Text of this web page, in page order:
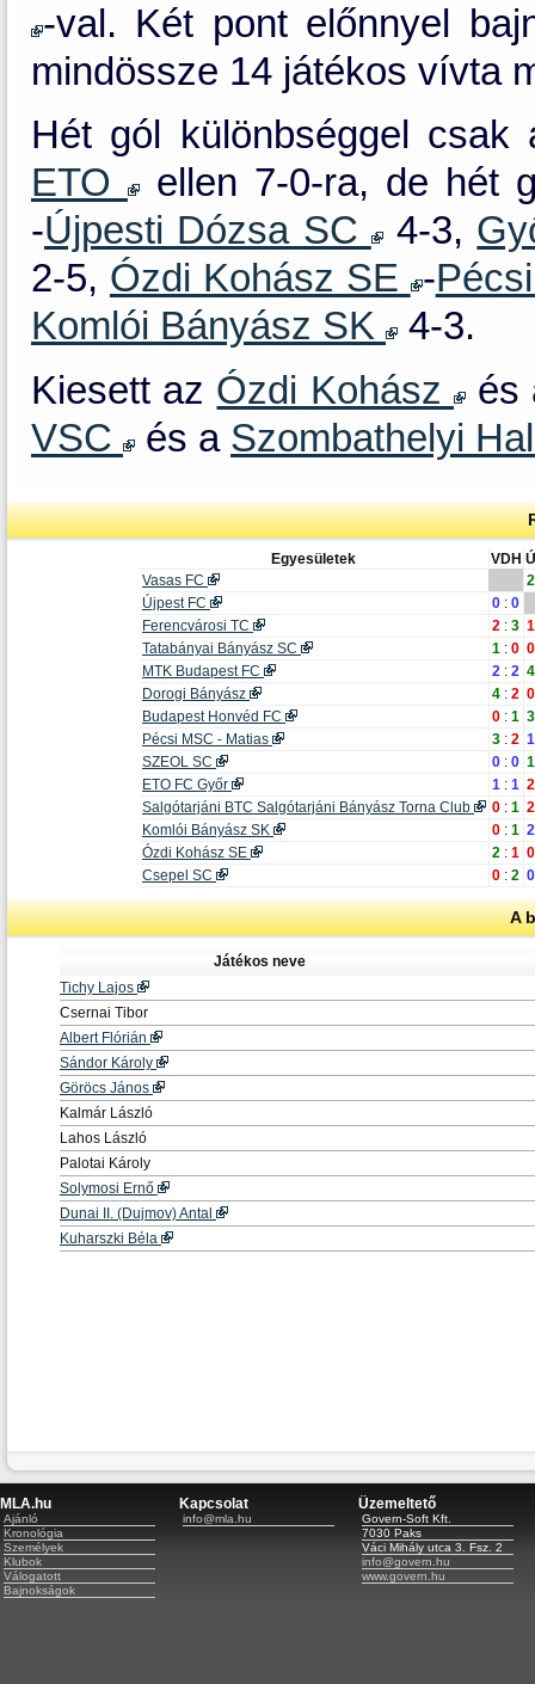
-val. Két pont előnnyel
mindössze 14 játékos vívta
Hét gól különbséggel
ETO
ellen 7-0-ra, de hét
-Újpesti Dózsa SC 4-3,
2-5, Ózdi Kohász SE -
Komlói Bányász SK
4-3.
Kiesett az Ózdi Kohász
VSC
és a Szombathelyi
Egyesületek VDH
Vasas FC
2
Újpest FC
0 : 0
Ferencvárosi TC
2 : 3 1
Tatabányai Bányász SC
1 : 0 0
MTK Budapest FC
2 : 2 4
Dorogi Bányász
4 : 2 0
Budapest Honvéd FC
0 : 1 3
Pécsi MSC - Matias
3 : 2 1
SZEOL SC
0 : 0 1
ETO FC Győr
1 : 1 2
Salgótarjáni BTC Salgótarjáni Bányász Torna Club
0 : 1 2
Komlói Bányász SK
0 : 1 2
Ózdi Kohász SE
2 : 1 0
Csepel SC
0 : 2 0
A
Játékos neve
Tichy Lajos
Csernai Tibor
Albert Flórián
Sándor Károly
Göröcs János
Kalmár László
Lahos László
Palotai Károly
Solymosi Ernő
Dunai II. (Dujmov) Antal
Kuharszki Béla
MLA.hu
Ajánló
Kronológia
Személyek
Klubok
Válogatott
Bajnokságok
Kapcsolat
info@mla.hu
Üzemeltető
Govern-Soft Kft.
7030 Paks
Váci Mihály utca 3. Fsz. 2
info@govern.hu
www.govern.hu